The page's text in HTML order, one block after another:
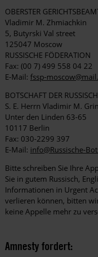
OBERSTER
Vladimir M. Zhmiachkin
5, Butyrski Val street
125047 Moscow
RUSSISCHE FÖDERATION
Fax: (00 7) 499 558 04 22
E-Mail: fssp-
BOTSCHAFT DER
S. E. Herrn Vladimir M.
Unter den Linden 63-65
10117 Berlin
Fax: 030-2299 397
E-Mail: info@Russische-
Bitte schreiben Sie Ihre
Sie in gutem Russisch,
Informationen in Urgent
verlieren können, bitten
keine Appelle mehr zu
Amnesty fordert: